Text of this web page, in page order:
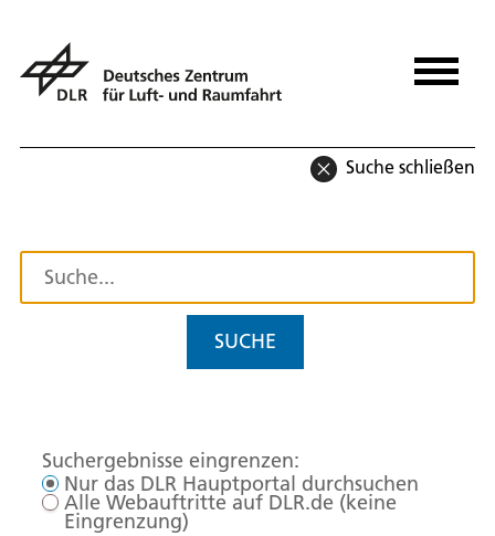
Suche schließen
SUCHE
Suchergebnisse eingrenzen:
Nur das DLR Hauptportal durchsuchen
Alle Webauftritte auf DLR.de (keine
Eingrenzung)